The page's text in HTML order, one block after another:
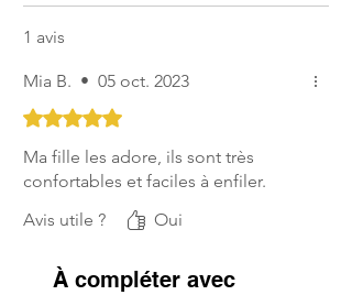
1 avis
Mia B. • 05 oct. 2023
Noté 5 sur 5.
Ma fille les adore, ils sont très
confortables et faciles à enfiler.
Avis utile ?
Oui
À compléter avec